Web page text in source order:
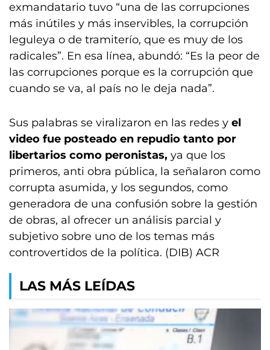
exmandatario tuvo “una de las corrupciones
más inútiles y más inservibles, la corrupción
leguleya o de tramiterío, que es muy de los
radicales”. En esa línea, abundó: “Es la peor de
las corrupciones porque es la corrupción que
cuando se va, al país no le deja nada”.
Sus palabras se viralizaron en las redes y el
video fue posteado en repudio tanto por
libertarios como peronistas, ya que los
primeros, anti obra pública, la señalaron como
corrupta asumida, y los segundos, como
generadora de una confusión sobre la gestión
de obras, al ofrecer un análisis parcial y
subjetivo sobre uno de los temas más
controvertidos de la política. (DIB) ACR
LAS MÁS LEÍDAS